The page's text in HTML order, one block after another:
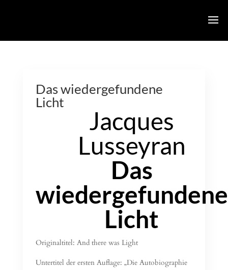
Das wiedergefundene
Licht
Jacques
Lusseyran
Das
wiedergefundene
Licht
Originaltitel: And there was Light
Untertitel der ersten Auflage: „Die Autobiographie